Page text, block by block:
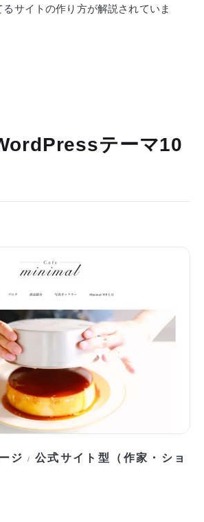
サイトの作り方が解説されていま
テーマ10
ジ / 公式サイト型（作家・ショ